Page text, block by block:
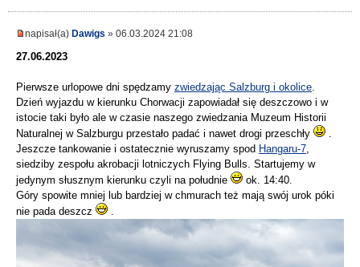
napisał(a) Dawigs » 06.03.2024 21:08
27.06.2023
Pierwsze urlopowe dni spędzamy zwiedzając Salzburg i okolice
Dzień wyjazdu w kierunku Chorwacji zapowiadał się deszczowo i w
istocie taki było ale w czasie naszego zwiedzania Muzeum Historii
Naturalnej w Salzburgu przestało padać i nawet drogi przeschły
Jeszcze tankowanie i ostatecznie wyruszamy spod Hangaru-7
siedziby zespołu akrobacji lotniczych Flying Bulls. Startujemy w
jedynym słusznym kierunku czyli na południe
ok. 14:40.
Góry spowite mniej lub bardziej w chmurach też mają swój urok póki
nie pada deszcz